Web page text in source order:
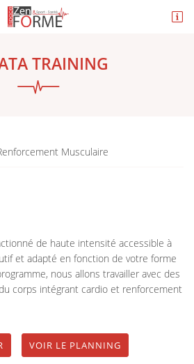

– ZAC de la Garenne
à recevoir nos propositions commerciales à
.
INSCRIPTION
TRAINING
Musculaire
de haute intensité accessible à
et adapté en fonction de votre forme
nous allons travailler avec des
corps intégrant cardio et renforcement
VOIR LE PLANNING